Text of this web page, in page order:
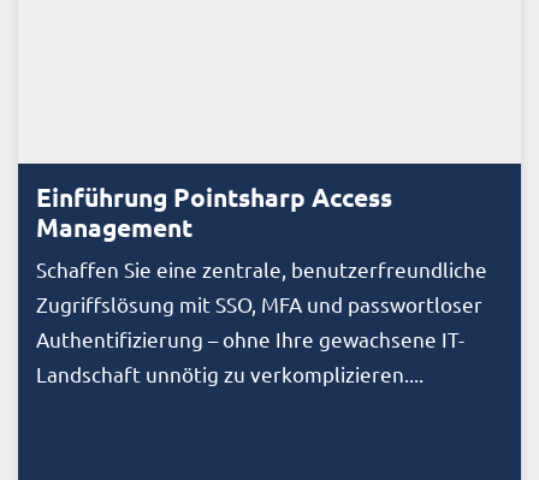
Einführung Pointsharp Access
Management
Schaffen Sie eine zentrale, benutzerfreundliche
Zugriffslösung mit SSO, MFA und passwortloser
Authentifizierung – ohne Ihre gewachsene IT-
Landschaft unnötig zu verkomplizieren....